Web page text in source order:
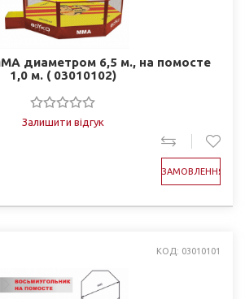
диаметром 6,5 м., на помосте
1,0 м. ( 03010102)
Залишити відгук
ЗАМОВЛЕННЯ
КОД: 03010101